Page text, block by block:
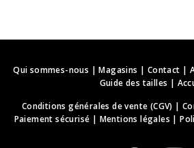
Qui sommes-nous |Magasins | Contact |
Guide des tailles |
Conditions générales de vente (CGV) |
Paiement sécurisé | Mentions légales |